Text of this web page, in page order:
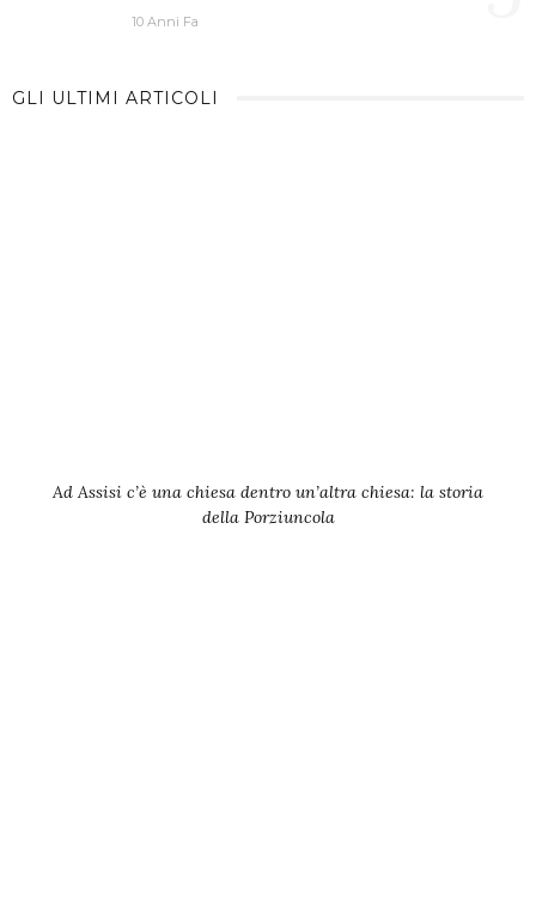
10 Anni Fa
GLI ULTIMI ARTICOLI
Ad Assisi c’è una chiesa dentro un’altra chiesa: la storia
della Porziuncola